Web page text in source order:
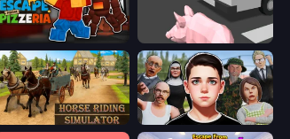
Escape From Pizzeria Crazy Pig Simulator
Horse Riding Simulator Schoolboy Escape: Runaway